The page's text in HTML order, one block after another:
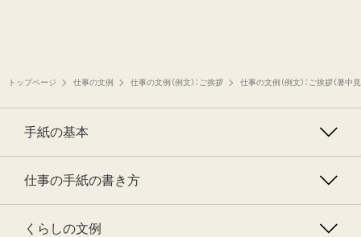
トップページ 仕事の文例 仕事の文例（例文）：ご挨拶 仕事の文例（例文）：ご挨拶（暑中
手紙の基本
仕事の手紙の書き方
くらしの文例